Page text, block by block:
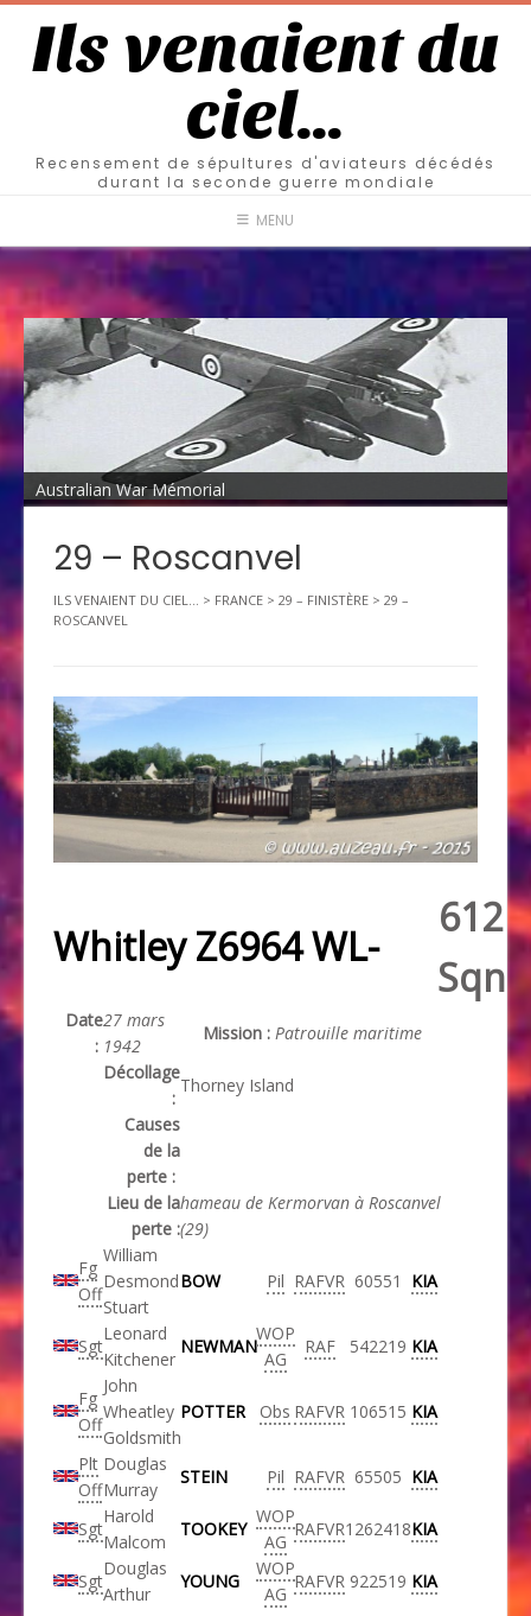
Ils venaient du
ciel…
Recensement de sépultures d'aviateurs décédés
durant la seconde guerre mondiale
MENU
Australian War Mémorial
29 – Roscanvel
ILS VENAIENT DU CIEL... > FRANCE > 29 – FINISTÈRE > 29 –
ROSCANVEL
Whitley Z6964 WL-
612
Sqn
Date
:
27 mars
1942
Mission : Patrouille maritime
Décollage
:
Thorney Island
Causes
de la
perte :
Lieu de la
perte :
hameau de Kermorvan à Roscanvel
(29)
Fg
Off
William
Desmond
Stuart
BOW Pil RAFVR 60551 KIA
Sgt
Leonard
Kitchener
NEWMAN
WOP
AG
RAF 542219 KIA
Fg
Off
John
Wheatley
Goldsmith
POTTER Obs RAFVR 106515 KIA
Plt
Off
Douglas
Murray
STEIN Pil RAFVR 65505 KIA
Sgt
Harold
Malcom
TOOKEY
WOP
AG
RAFVR1262418KIA
Sgt
Douglas
Arthur
YOUNG
WOP
AG
RAFVR 922519 KIA